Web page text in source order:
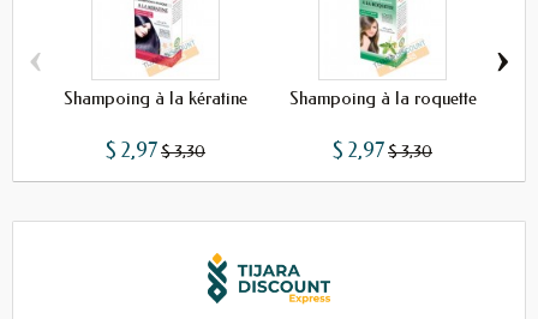
Shampoing à la kératine
$ 2,97$ 3,30
Shampoing à la roquette
$ 2,97$ 3,30
‹ ›